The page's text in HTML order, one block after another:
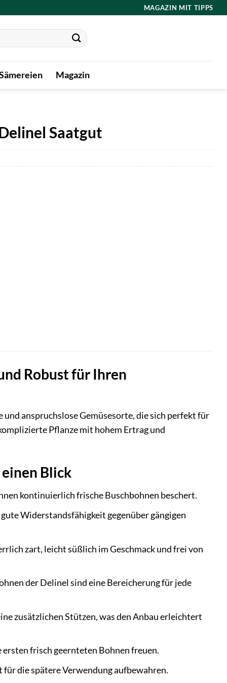
MAGAZIN MIT TIPPS
Magazin
Saatgut
Robust für Ihren
anspruchslose Gemüsesorte, die sich perfekt für
Pflanze mit hohem Ertrag und
Blick
kontinuierlich frische Buschbohnen beschert.
Widerstandsfähigkeit gegenüber gängigen
zart, leicht süßlich im Geschmack und frei von
der Delinel sind eine Bereicherung für jede
zusätzlichen Stützen, was den Anbau erleichtert
frisch geernteten Bohnen freuen.
die spätere Verwendung aufbewahren.